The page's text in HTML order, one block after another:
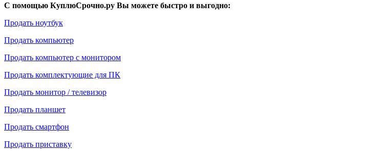
С помощью КуплюСрочно.ру Вы можете быстро и выгодно:
Продать ноутбук
Продать компьютер
Продать компьютер с монитором
Продать комплектующие для ПК
Продать монитор / телевизор
Продать планшет
Продать смартфон
Продать приставку